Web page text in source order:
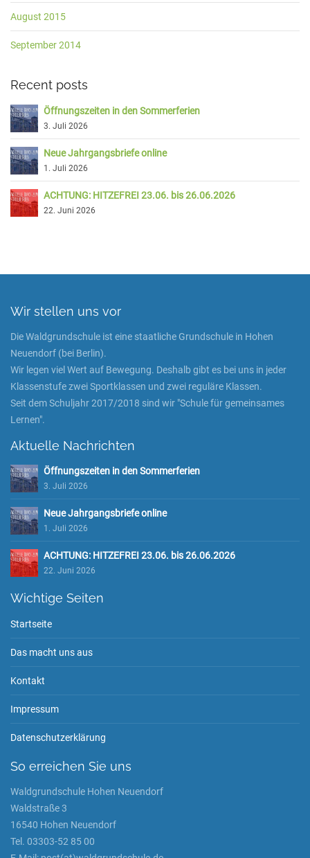
August 2015
September 2014
Recent posts
Öffnungszeiten in den Sommerferien
3. Juli 2026
Neue Jahrgangsbriefe online
1. Juli 2026
ACHTUNG: HITZEFREI 23.06. bis 26.06.2026
22. Juni 2026
Wir stellen uns vor
Die Waldgrundschule ist eine staatliche Grundschule in Hohen
Neuendorf (bei Berlin).
Wir legen viel Wert auf Bewegung. Deshalb gibt es bei uns in jeder
Klassenstufe zwei Sportklassen und zwei reguläre Klassen.
Seit dem Schuljahr 2017/2018 sind wir "Schule für gemeinsames
Lernen".
Aktuelle Nachrichten
Öffnungszeiten in den Sommerferien
3. Juli 2026
Neue Jahrgangsbriefe online
1. Juli 2026
ACHTUNG: HITZEFREI 23.06. bis 26.06.2026
22. Juni 2026
Wichtige Seiten
Startseite
Das macht uns aus
Kontakt
Impressum
Datenschutzerklärung
So erreichen Sie uns
Waldgrundschule Hohen Neuendorf
Waldstraße 3
16540 Hohen Neuendorf
Tel. 03303-52 85 00